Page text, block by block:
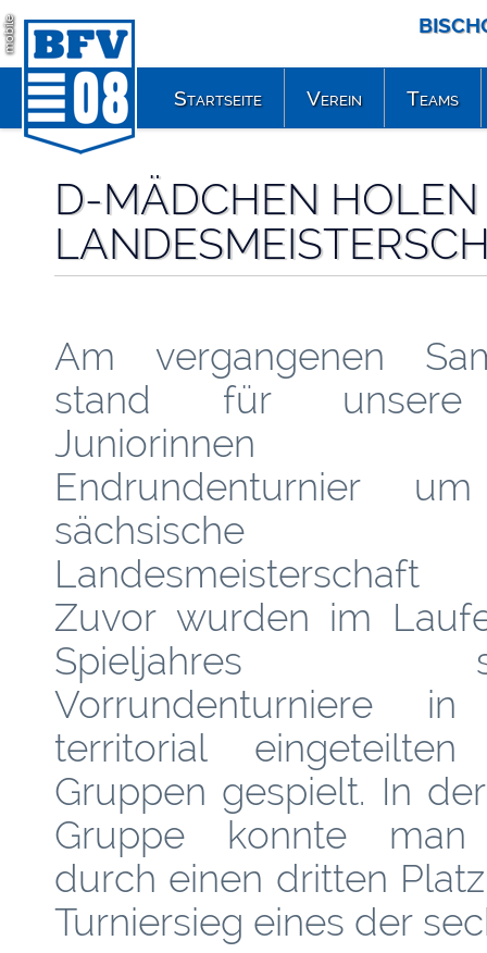
mobile
D-MÄDCHEN
Am vergangenen
stand für
Juniorinnen
Endrundenturnier
sächsische
Zuvor wurden im
Spieljahres
Vorrundenturniere
territorial
Gruppen gespielt. In
Gruppe konnte
durch einen dritten
Turniersieg eines der
Startseite Verein Teams